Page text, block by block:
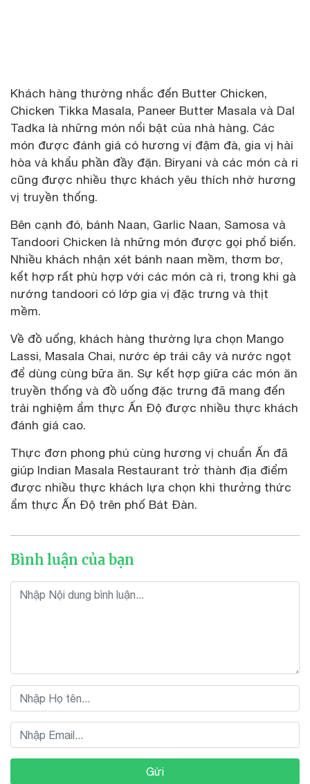
Khách hàng thường nhắc đến Butter Chicken,
Chicken Tikka Masala, Paneer Butter Masala và Dal
Tadka là những món nổi bật của nhà hàng. Các
món được đánh giá có hương vị đậm đà, gia vị hài
hòa và khẩu phần đầy đặn. Biryani và các món cà ri
cũng được nhiều thực khách yêu thích nhờ hương
vị truyền thống.
Bên cạnh đó, bánh Naan, Garlic Naan, Samosa và
Tandoori Chicken là những món được gọi phổ biến.
Nhiều khách nhận xét bánh naan mềm, thơm bơ,
kết hợp rất phù hợp với các món cà ri, trong khi gà
nướng tandoori có lớp gia vị đặc trưng và thịt
mềm.
Về đồ uống, khách hàng thường lựa chọn Mango
Lassi, Masala Chai, nước ép trái cây và nước ngọt
để dùng cùng bữa ăn. Sự kết hợp giữa các món ăn
truyền thống và đồ uống đặc trưng đã mang đến
trải nghiệm ẩm thực Ấn Độ được nhiều thực khách
đánh giá cao.
Thực đơn phong phú cùng hương vị chuẩn Ấn đã
giúp Indian Masala Restaurant trở thành địa điểm
được nhiều thực khách lựa chọn khi thưởng thức
ẩm thực Ấn Độ trên phố Bát Đàn.
Bình luận của bạn
Gửi